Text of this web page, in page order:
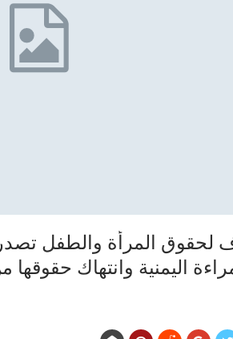
لحقوق المرأة والطفل تصدر
اليمنية وانتهاك